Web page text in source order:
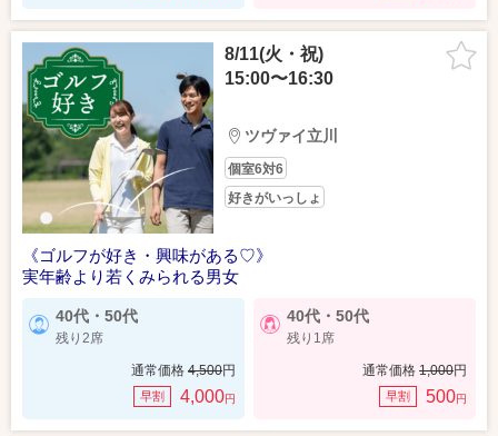
8/11(火・祝)
15:00〜16:30
ツヴァイ立川
個室6対6
好きがいっしょ
《ゴルフが好き・興味がある♡》
実年齢より若くみられる男女
40代・50代
残り2席
通常価格 4,500円
早割 4,000円
40代・50代
残り1席
通常価格 1,000円
早割 500円